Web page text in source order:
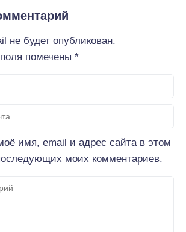
не будет опубликован.
помечены *
имя, email и адрес сайта в этом
моих комментариев.